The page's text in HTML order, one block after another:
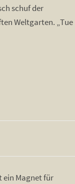
schuf der
Weltgarten. „Tue
ein Magnet für